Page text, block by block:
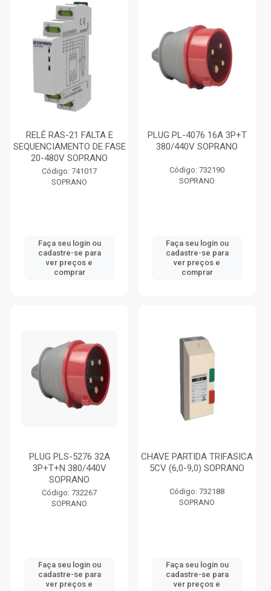
RELÉ RAS-21 FALTA E
SEQUENCIAMENTO DE FASE
20-480V SOPRANO
Código: 741017
SOPRANO
Faça seu login ou
cadastre-se para
ver preços e
comprar
PLUG PL-4076 16A 3P+T
380/440V SOPRANO
Código: 732190
SOPRANO
Faça seu login ou
cadastre-se para
ver preços e
comprar
PLUG PLS-5276 32A
3P+T+N 380/440V
SOPRANO
Código: 732267
SOPRANO
Faça seu login ou
cadastre-se para
ver preços e
CHAVE PARTIDA TRIFASICA
5CV (6,0-9,0) SOPRANO
Código: 732188
SOPRANO
Faça seu login ou
cadastre-se para
ver preços e